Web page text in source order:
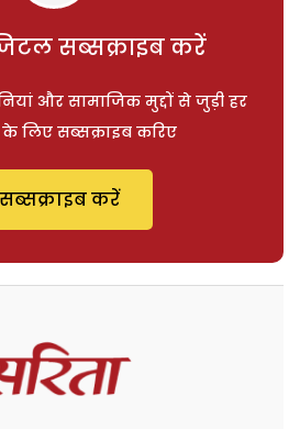
सब्सक्राइब करें
और सामाजिक मुद्दों से जुड़ी हर
लिए सब्सक्राइब करिए
सब्सक्राइब करें